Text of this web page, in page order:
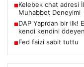
■Kelebek chat adresi
Muhabbet Deneyimi
■DAP Yapı’dan bir
kendi kendini
■Fed faizi sabit tuttu